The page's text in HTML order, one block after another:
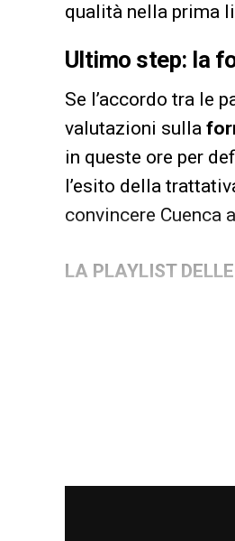
qualità nella prima
Ultimo step: la
Se l’accordo tra le
valutazioni sulla
in queste ore per
l’esito della
convincere Cuenca
LA PLAYLIST